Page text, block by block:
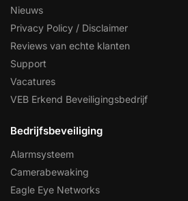
Nieuws
Privacy Policy / Disclaimer
Reviews van echte klanten
Support
Vacatures
VEB Erkend Beveiligingsbedrijf
Bedrijfsbeveiliging
Alarmsysteem
Camerabewaking
Eagle Eye Networks